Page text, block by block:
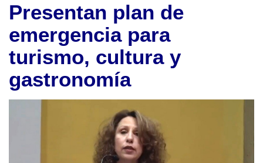
Presentan plan de
emergencia para
turismo, cultura y
gastronomía